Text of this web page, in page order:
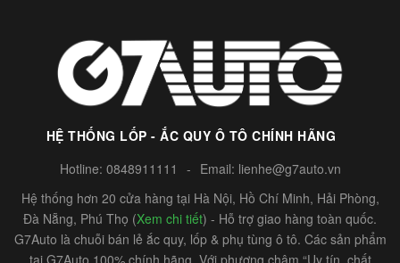
HỆ THỐNG LỐP - ẮC QUY Ô TÔ CHÍNH HÃNG
Hotline: 0848911111 - Email: lienhe@g7auto.vn
Hệ thống hơn 20 cửa hàng tại Hà Nội, Hồ Chí Minh, Hải Phòng,
Đà Nẵng, Phú Thọ (Xem chi tiết) - Hỗ trợ giao hàng toàn quốc.
G7Auto là chuỗi bán lẻ ắc quy, lốp & phụ tùng ô tô. Các sản phẩm